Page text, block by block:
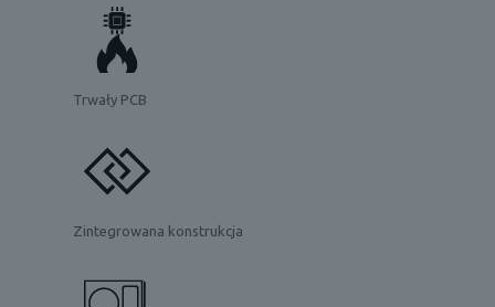
Trwały PCB
Zintegrowana konstrukcja